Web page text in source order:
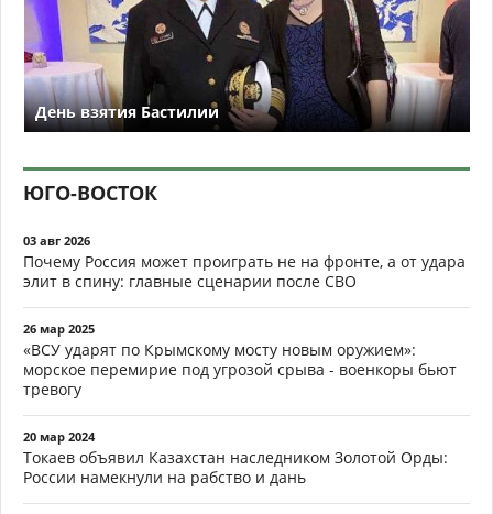
День взятия Бастилии
ЮГО-ВОСТОК
03 авг 2026
Почему Россия может проиграть не на фронте, а от удара
элит в спину: главные сценарии после СВО
26 мар 2025
«ВСУ ударят по Крымскому мосту новым оружием»:
морское перемирие под угрозой срыва - военкоры бьют
тревогу
20 мар 2024
Токаев объявил Казахстан наследником Золотой Орды:
России намекнули на рабство и дань